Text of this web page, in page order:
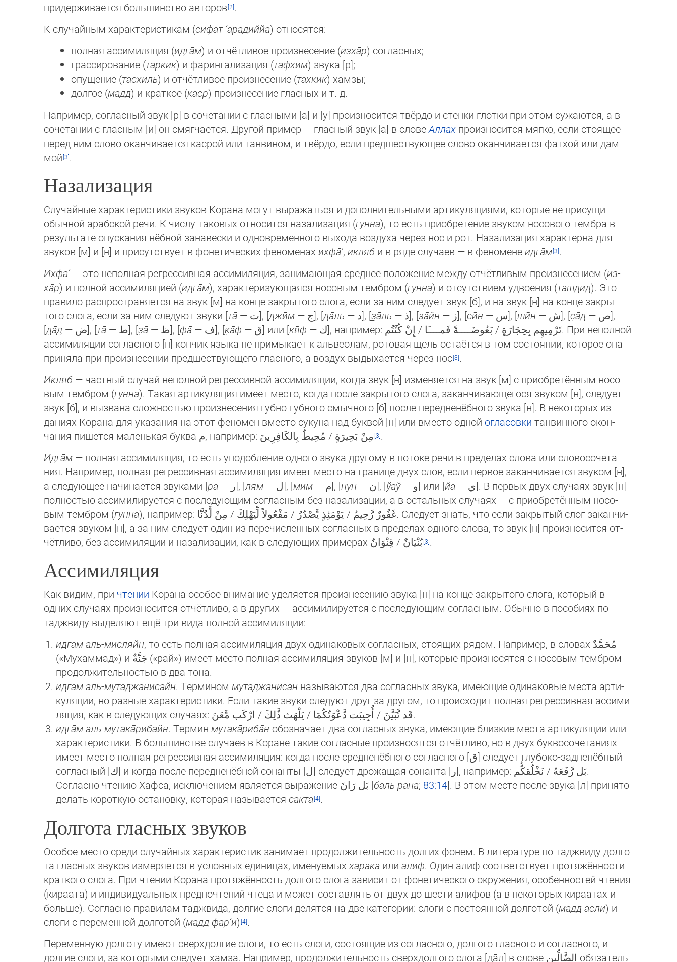
при­дер­жи­ва­ет­ся большинство авторов
.
К случайным характеристикам (сифа̄т ‘арадиййа) относятся:
полная ассимиляция (идга̄м) и от­чёт­ли­вое произнесение (изха̄р) согласных;
грассирование (таркик) и фарингализация (тафхим) звука [р];
опущение (тасхиль) и отчётливое произнесение (тахкик) хамзы;
долгое (мадд) и краткое (каср) произнесение гласных и т. д.
Например, согласный звук [р] в сочетании с гласными [а] и [у] произносится твёрдо и стенки глотки при этом сужаются, а в
сочетании с гласным [и] он смягчается. Другой пример — гласный звук [а] в словеАлла̄х произносится мягко, если стоящее
перед ним слово ока­нчи­ва­ет­ся касрой или танвином, и твёрдо, если предшествующее слово оканчивается фатхой или дам­
мой
.
Назализация
Случайные характеристики звуков Корана могут выражаться и дополнительными артикуляциями, которые не присущи
обычной араб­ской речи. К числу таковых относится назализация (гунна), то есть приобретение звуком носового тембра в
результате опускания нёб­ной занавески и одновременного выхода воздуха через нос и рот. Назализация характерна для
звуков [м] и [н] и присутствует в фо­не­ти­чес­ких феноменах ихфа̄’, икляб и в ряде случаев — в феноменеидга̄м .
Ихфа̄’ — это неполная регрессивная ассимиляция, занимающая среднее положение между отчётливым произнесением (из­
ха̄р) и пол­ной ассимиляцией (идга̄м), характеризующаяся носовым тембром (гунна) и отсутствием удвоения (ташдид). Это
правило рас­про­стра­ня­ет­ся на звук [м] на конце за­кры­того слога, если за ним следует звук [б], и на звук [н] на конце за­кры­
того слога, если за ним следуют звуки [та̄ — ﺕ], [джӣм — ﺝ], [да̄ль — ﺩ], [з̱а̄ль — ﺫ], [за̄йн — ﺯ], [сӣн — ﺱ], [шӣн — ﺵ], [с̣а̄д — ﺹ],
[д̣а̄д — ﺽ], [т̣а̄ — ﻁ], [з̣а̄ — ﻅ], [фа̄ — ﻑ], [к̣а̄ф — ﻕ] или [кя̄ф — ﻙ], например: تَرْمِيهِم بِحِجَارَةٍ / بَعُوضَــــةً فَمــــَا / إِنْ كُنْتُم. При неполной
ассими­ля­ции согласного [н] кончик языка не примыкает к альвеолам, ротовая щель остаётся в том состоянии, которое она
приняла при произнесении предшествующего гласного, а воздух выдыхается через нос .
Икляб — частный случай неполной регрессивной ассимиляции, когда звук [н] изменяется на звук [м] с приобретённым но­со­
вым тем­бром (гунна). Такая артикуляция имеет место, когда после закрытого слога, заканчивающегося звуком [н], сле­ду­ет
звук [б], и выз­ва­на сложностью произнесения губно-губного смычного [б] после пе­ред­не­нёбного звука [н]. В неко­то­рых из­
даниях Корана для ука­за­ния на этот феномен вместо сукyна над буквой [н] или вместо одной огласовки танвин­но­го окон­
чания пишется маленькая буква م, на­при­мер: مِنْ بَحِيرَةٍ / مُحِيطٌ بِالكَافِرِينَ
.
Идга̄м — полная ассимиляция, то есть уподобление одного звука другому в потоке речи в пределах слова или слово­со­че­та­
ния. На­при­мер, полная регрессивная ассимиляция имеет место на границе двух слов, если первое заканчива­ет­ся звуком [н],
а следующее на­чи­на­ет­ся звуками [ра̄ — ﺭ], [ля̄м — ﻝ], [мӣм — ﻡ], [нӯн — ﻥ], [ўа̄ў — ﻭ] или [йа̄ — ﻱ]. В первых двух случаях звук [н]
полностью ассимилируется с последующим согласным без на­за­ли­за­ции, а в остальных случаях — с приобретённым но­со­
вым тембром (гунна), например: غَفُورٌ رَّحِيمٌ / يَوْمَئِذٍ يَّصْدُرُ / مَفْعُولاً لِّيَهْلِكَ / مِنْ لَّدُنَّا. Сле­ду­ет знать, что если закрытый слог закан­чи­
ва­ет­ся зву­ком [н], а за ним следует один из перечисленных согласных в пределах одного сло­ва, то звук [н] произно­сит­ся от­
чёт­ливо, без ассимиляции и назализации, как в следующих примерах بُنْيَانٌ / قِنْوَانٌ .
Ассимиляция
Как видим, при чтении Корана особое внимание уделяется произнесению звука [н] на конце закрытого слога, который в
одних случаях произносится отчётливо, а в других — ассимилируется с последующим согласным. Обычно в пособиях по
таджвиду выделяют ещё три вида полной ассимиляции:
идга̄м аль-мисляйн, то есть полная ассимиляция двух одинаковых согласных, стоящих рядом. Например, в словах مُحَمَّدٌ
(«Му­хам­мад») и جَنَّةٌ («рай») имеет место полная ассимиляция звуков [м] и [н], которые произносятся с носовым тембром
про­дол­жи­тель­нос­тью в два тона.
идга̄м аль-мутаджа̄нисайн. Термином мутаджа̄ниса̄н называются два согласных звука, имеющие одинаковые места ар­ти­
ку­ля­ции, но разные ха­рак­те­рис­тики. Если такие звуки следуют друг за другом, то происходит полная регрессивная ас­си­ми­
ля­ция, как в сле­ду­ю­щих случаях: قَد تَّبَيَّنَ / أُجِيبَت دَّعْوَتُكُمَا / يَلْهَث ذَّلِكَ / ارْكَب مَّعَنَ.
идга̄м аль-мутака̄рибайн. Термин мутака̄риба̄н обозначает два согласных звука, имеющие близкие места артикуляции или
ха­рак­те­рис­тики. В большинстве случаев в Коране такие согласные произносятся отчётливо, но в двух буквосочетаниях
имеет мес­то полная регрессивная ассимиляция: когда после средненёбного согласного [ق] следует глубоко-задненёбный
согласный [ك] и ко­гда после пе­ред­не­нёбной сонанты [ل] следует дрожащая сонанта [ر], например: بَل رَّفَعَهُ / نَخْلُقكُّم.
Согласно чтению Хафса, ис­клю­че­ни­ем является вы­ра­же­ние بَل رَانَ [баль ра̄на; 83:14]. В этом месте после звука [л] принято
делать короткую остановку, ко­то­рая называется сакта .
Долгота гласных звуков
Особое место среди случайных характеристик занимает продолжительность долгих фонем. В литературе по таджвиду дол­го­
та гласных звуков измеряется в условных единицах, именуемых харака или алиф. Один алиф соответствует про­тя­жён­нос­ти
краткого слога. При чтении Корана протяжённость долгого слога зависит от фонетического окружения, осо­бен­ностей чте­ния
(кираата) и индивидуальных пред­поч­те­ний чтеца и может со­став­лять от двух до шести алифов (а в неко­то­рых ки­ра­атах и
больше). Согласно правилам таджвида, долгие слоги делятся на две категории: слоги с постоянной долготой (мадд ас­ли) и
слоги с переменной дол­го­той (мадд фар‘и)
.
Переменную долготу имеют сверхдолгие слоги, то есть слоги, состоящие из согласного, долгого гласного и согласного, и
долгие слоги, за которыми следует хамза. Например, продолжительность сверхдолгого слога [да̄л] в слове الضَّالِّين обя­за­тель­